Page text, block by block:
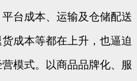
台成本、运输及仓储配送
成本等都在上升，也逼迫
模式。以商品品牌化、服